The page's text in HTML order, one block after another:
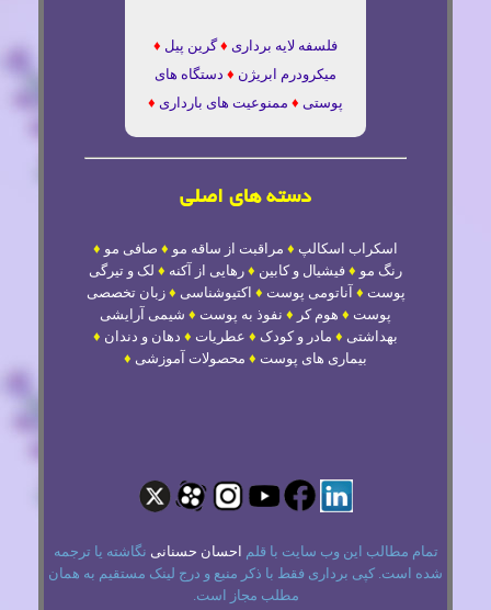
فلسفه لایه برداری ♦ گرین پیل ♦
میکرودرم ابریژن ♦ دستگاه های
پوستی ♦ ممنوعیت های بارداری ♦
دسته های اصلی
اسکراب اسکالپ ♦ مراقبت از ساقه مو ♦ صافی مو ♦
رنگ مو ♦ فیشیال و کابین ♦ رهایی از آکنه ♦ لک و تیرگی
پوست ♦ آناتومی پوست ♦ اکتیوشناسی ♦ زبان تخصصی
پوست ♦ هوم کر ♦ نفوذ به پوست ♦ شیمی آرایشی
بهداشتی ♦ مادر و کودک ♦ عطریات ♦ دهان و دندان ♦
بیماری های پوست ♦ محصولات آموزشی ♦
تمام مطالب این وب سایت با قلم احسان حسنانی نگاشته یا ترجمه
شده است. کپی برداری فقط با ذکر منبع و درج لینک مستقیم به همان
مطلب مجاز است.